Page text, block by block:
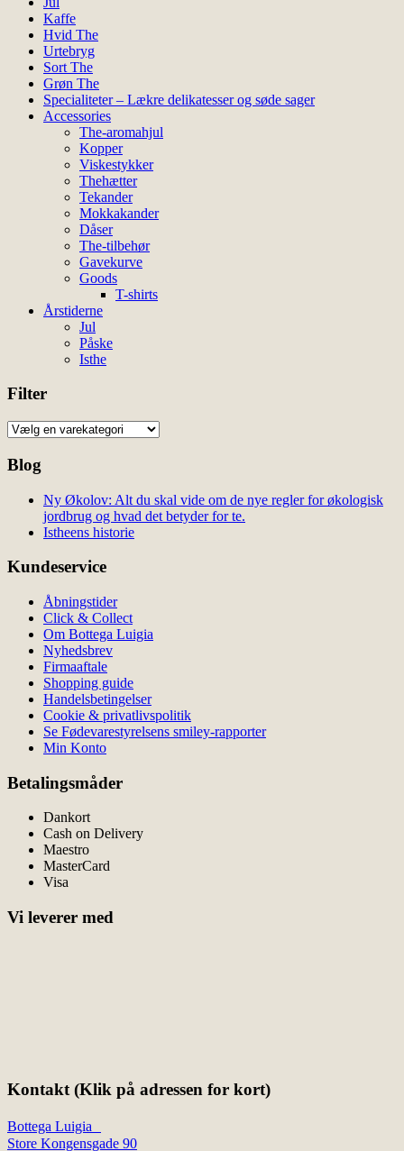
Kaffe
Hvid The
Urtebryg
Sort The
Grøn The
Specialiteter – Lækre delikatesser og søde sager
Accessories
The-aromahjul
Kopper
Viskestykker
Thehætter
Tekander
Mokkakander
Dåser
The-tilbehør
Gavekurve
Goods
T-shirts
Årstiderne
Jul
Påske
Isthe
Filter
Blog
Ny Økolov: Alt du skal vide om de nye regler for økologisk
jordbrug og hvad det betyder for te.
Istheens historie
Kundeservice
Åbningstider
Click & Collect
Om Bottega Luigia
Nyhedsbrev
Firmaaftale
Shopping guide
Handelsbetingelser
Cookie & privatlivspolitik
Se Fødevarestyrelsens smiley-rapporter
Min Konto
Betalingsmåder
Dankort
Cash on Delivery
Maestro
MasterCard
Visa
Vi leverer med
Kontakt (Klik på adressen for kort)
Bottega Luigia
Store Kongensgade 90